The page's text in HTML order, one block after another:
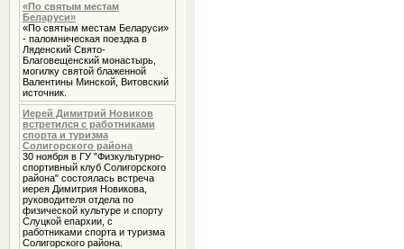
«По святым местам
Беларуси»
«По святым местам Беларуси»
- паломническая поездка в
Ляденский Свято-
Благовещенский монастырь,
могилку святой блаженной
Валентины Минской, Витовский
источник.
Иерей Димитрий Новиков
встретился с работниками
спорта и туризма
Солигорского района
30 ноября в ГУ "Физкультурно-
спортивный клуб Солигорского
района" состоялась встреча
иерея Димитрия Новикова,
руководителя отдела по
физической культуре и спорту
Слуцкой епархии, с
работниками спорта и туризма
Солигорского района.